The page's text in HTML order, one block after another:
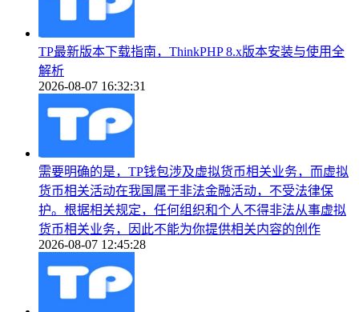
TP最新版本下载指南，ThinkPHP 8.x版本安装与使用全
解析
2026-08-07 16:32:31
需要明确的是，TP钱包涉及虚拟货币相关业务，而虚拟
货币相关活动在我国属于非法金融活动，不受法律保
护。根据相关规定，任何组织和个人不得非法从事虚拟
货币相关业务，因此不能为你提供相关内容的创作
2026-08-07 12:45:28